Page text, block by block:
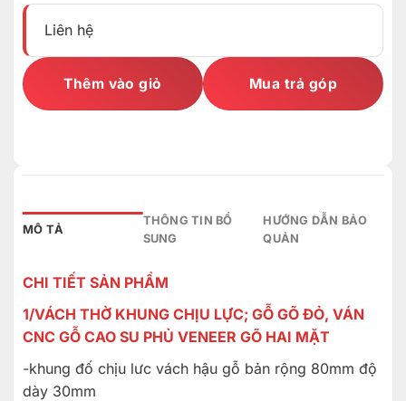
Liên hệ
Thêm vào giỏ Mua trả góp
MÔ TẢ
THÔNG TIN BỔ
SUNG
HƯỚNG DẪN BẢO
QUẢN
CHI TIẾT SẢN PHẨM
1/VÁCH THỜ KHUNG CHỊU LỰC; GỖ GÕ ĐỎ, VÁN
CNC GỖ CAO SU PHỦ VENEER GÕ HAI MẶT
-khung đố chịu lưc vách hậu gỗ bản rộng 80mm độ
dày 30mm